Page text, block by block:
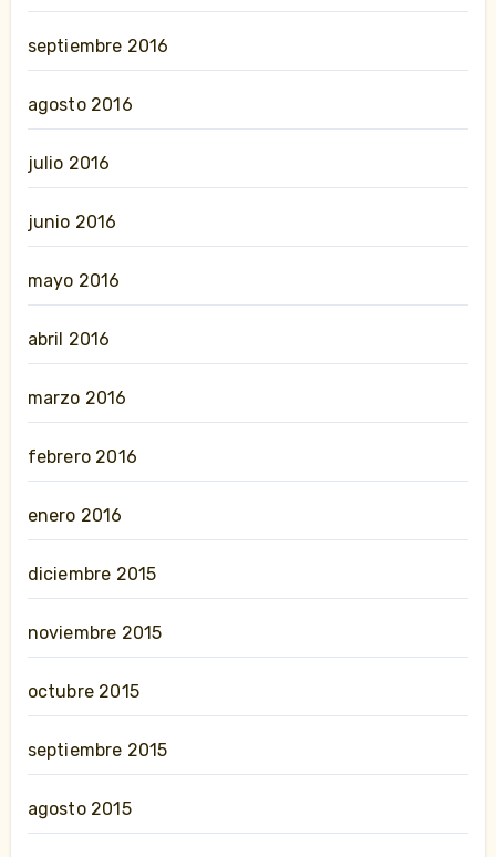
septiembre 2016
agosto 2016
julio 2016
junio 2016
mayo 2016
abril 2016
marzo 2016
febrero 2016
enero 2016
diciembre 2015
noviembre 2015
octubre 2015
septiembre 2015
agosto 2015